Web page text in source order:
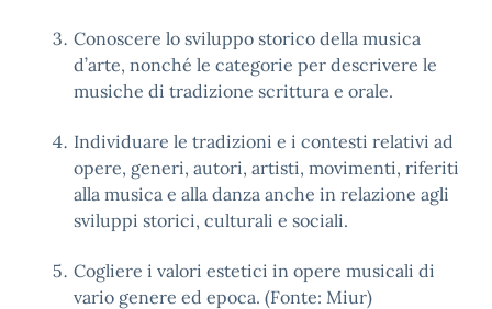
Conoscere lo sviluppo storico della musica
d’arte, nonché le categorie per descrivere le
musiche di tradizione scrittura e orale.
Individuare le tradizioni e i contesti relativi ad
opere, generi, autori, artisti, movimenti, riferiti
alla musica e alla danza anche in relazione agli
sviluppi storici, culturali e sociali.
Cogliere i valori estetici in opere musicali di
vario genere ed epoca. (Fonte: Miur)